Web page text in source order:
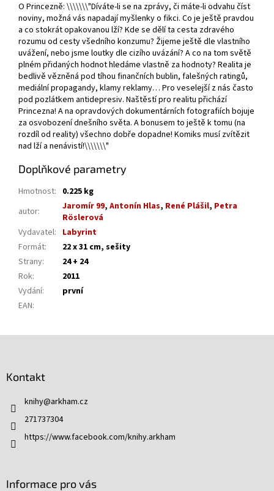
O Princezně: \\\\\\\"Díváte-li se na zprávy, či máte-li odvahu číst
noviny, možná vás napadají myšlenky o fikci. Co je ještě pravdou
a co stokrát opakovanou lží? Kde se dělí ta cesta zdravého
rozumu od cesty všedního konzumu? Žijeme ještě dle vlastního
uvážení, nebo jsme loutky dle cizího uvázání? A co na tom světě
plném přidaných hodnot hledáme vlastně za hodnoty? Realita je
bedlivě vězněná pod tíhou finančních bublin, falešných ratingů,
mediální propagandy, klamy reklamy… Pro veselejší z nás často
pod pozlátkem antidepresiv. Naštěstí pro realitu přichází
Princezna! A na opravdových dokumentárních fotografiích bojuje
za osvobození dnešního světa. A bonusem to ještě k tomu (na
rozdíl od reality) všechno dobře dopadne! Komiks musí zvítězit
nad lží a nenávistí!\\\\\\\"
Doplňkové parametry
Hmotnost: 0.225 kg
autor: Jaromír 99, Antonín Hlas, René Plášil, Petra
Röslerová
Vydavatel: Labyrint
Formát:
22 x 31 cm, sešity
Strany:
24 + 24
Rok:
2011
Vydání:
první
EAN:
Kontakt
knihy@arkham.cz
271737304
https://www.facebook.com/knihy.arkham
Informace pro vás